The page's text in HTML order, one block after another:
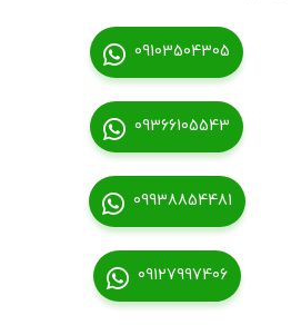
09103504305
09366105543
09938854481
09127997406